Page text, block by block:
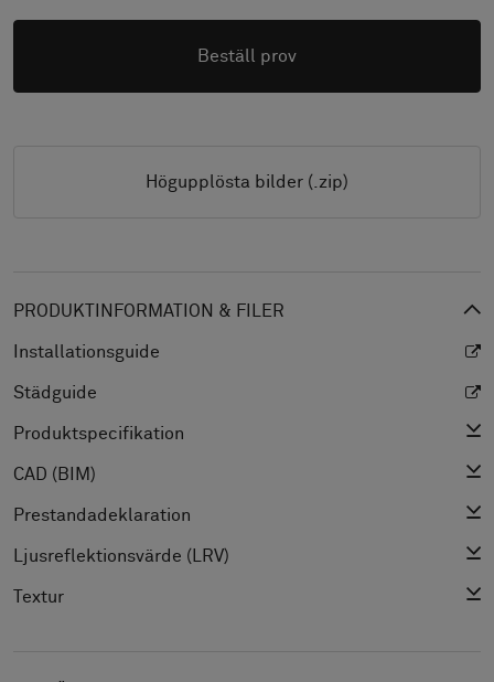
Beställ prov
Högupplösta bilder (.zip)
PRODUKTINFORMATION & FILER
Installationsguide
Städguide
Produktspecifikation
CAD (BIM)
Prestandadeklaration
Ljusreflektionsvärde (LRV)
Textur